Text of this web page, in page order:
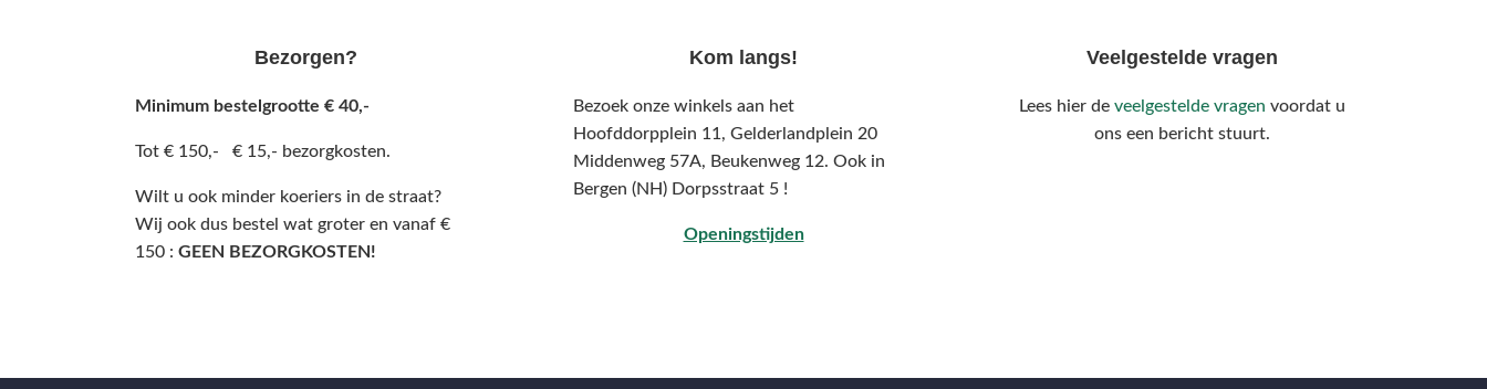
Bezorgen?
Minimum bestelgrootte € 40,-
Tot € 150,- € 15,- bezorgkosten.
Wilt u ook minder koeriers in de straat?
Wij ook dus bestel wat groter en vanaf €
150 : GEEN BEZORGKOSTEN!
Kom langs!
Bezoek onze winkels aan het
Hoofddorpplein 11, Gelderlandplein 20
Middenweg 57A, Beukenweg 12. Ook in
Bergen (NH) Dorpsstraat 5 !
Openingstijden
Veelgestelde vragen
Lees hier de veelgestelde vragen voordat u
ons een bericht stuurt.